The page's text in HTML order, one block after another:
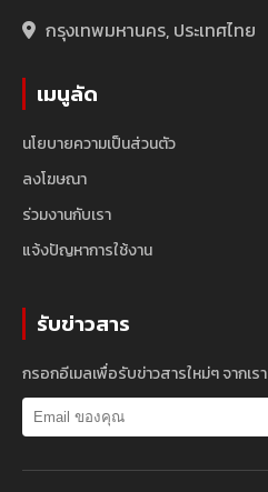
กรุงเทพมหานคร, ประเทศไทย
เมนูลัด
นโยบายความเป็นส่วนตัว
ลงโฆษณา
ร่วมงานกับเรา
แจ้งปัญหาการใช้งาน
รับข่าวสาร
กรอกอีเมลเพื่อรับข่าวสารใหม่ๆ จากเรา